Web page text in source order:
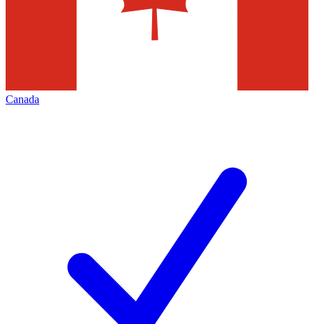
Canada